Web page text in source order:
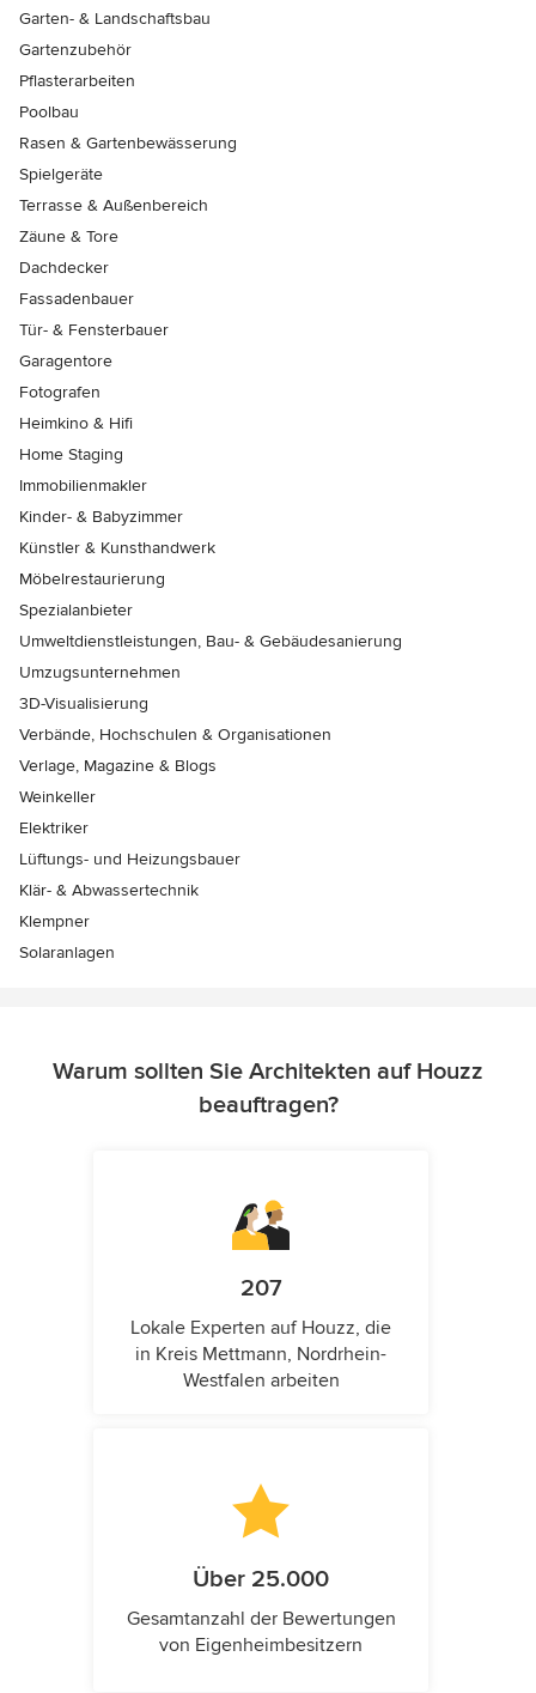
Garten- & Landschaftsbau
Gartenzubehör
Pflasterarbeiten
Poolbau
Rasen & Gartenbewässerung
Spielgeräte
Terrasse & Außenbereich
Zäune & Tore
Dachdecker
Fassadenbauer
Tür- & Fensterbauer
Garagentore
Fotografen
Heimkino & Hifi
Home Staging
Immobilienmakler
Kinder- & Babyzimmer
Künstler & Kunsthandwerk
Möbelrestaurierung
Spezialanbieter
Umweltdienstleistungen, Bau- & Gebäudesanierung
Umzugsunternehmen
3D-Visualisierung
Verbände, Hochschulen & Organisationen
Verlage, Magazine & Blogs
Weinkeller
Elektriker
Lüftungs- und Heizungsbauer
Klär- & Abwassertechnik
Klempner
Solaranlagen
Warum sollten Sie Architekten auf Houzz
beauftragen?
207
Lokale Experten auf Houzz, die
in Kreis Mettmann, Nordrhein-
Westfalen arbeiten
Über 25.000
Gesamtanzahl der Bewertungen
von Eigenheimbesitzern